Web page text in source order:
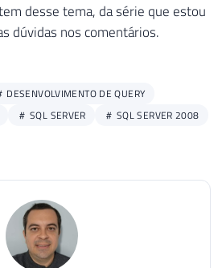
desse tema, da série que estou
dúvidas nos comentários.
DESENVOLVIMENTO DE QUERY
SQL SERVER
SQL SERVER 2008